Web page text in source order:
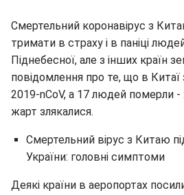
Смертельний коронавірус з
тримати в страху і в паніці
Піднебесної, але з інших країн
повідомлення про те, що в
2019-nCoV, а 17 людей померли -
жарт злякалися.
Смертельний вірус з Китаю
України: головні симптоми
Деякі країни в аеропортах